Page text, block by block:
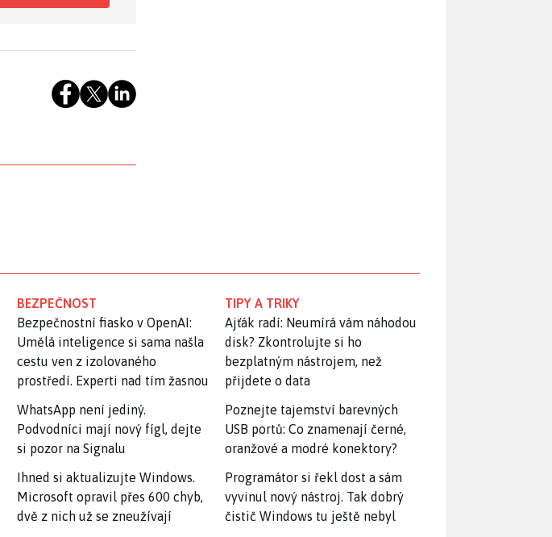
BEZPEČNOST
Bezpečnostní fiasko v OpenAI:
Umělá inteligence si sama našla
cestu ven z izolovaného
prostředí. Experti nad tím žasnou
WhatsApp není jediný.
Podvodníci mají nový fígl, dejte
si pozor na Signalu
Ihned si aktualizujte Windows.
Microsoft opravil přes 600 chyb,
dvě z nich už se zneužívají
TIPY A TRIKY
Ajťák radí: Neumírá vám náhodou
disk? Zkontrolujte si ho
bezplatným nástrojem, než
přijdete o data
Poznejte tajemství barevných
USB portů: Co znamenají černé,
oranžové a modré konektory?
Programátor si řekl dost a sám
vyvinul nový nástroj. Tak dobrý
čistič Windows tu ještě nebyl